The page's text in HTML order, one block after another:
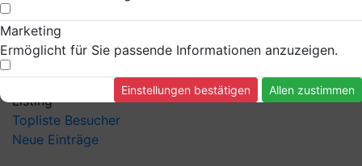
Premium-Eintrag
schon ab4,99 €
Bringen Sie Ihr Business nach vorn!
Listing
Topliste Besucher
Neue Einträge
Marketing
Ermöglicht für Sie passende Informationen anzuzeigen.
Einstellungen bestätigen Allen zustimmen